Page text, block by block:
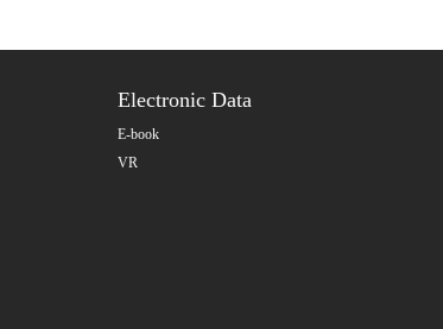
Electronic Data
E-book
VR